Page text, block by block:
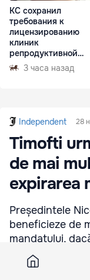
КС сохранил
требования к
лицензированию
клиник
репродуктивной
медицины
3 часа назад
Independent 28
Timofti
de mai
expirarea
Președintele
beneficieze de
mandatului,
inclusiv de
de susținere în